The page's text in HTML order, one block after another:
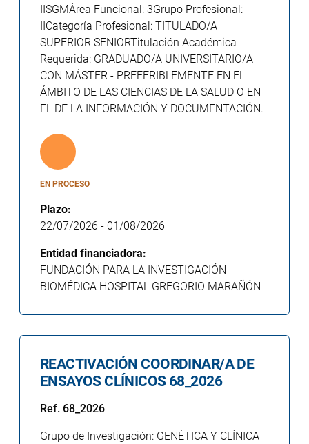
IISGMÁrea Funcional: 3Grupo Profesional:
IICategoría Profesional: TITULADO/A
SUPERIOR SENIORTitulación Académica
Requerida: GRADUADO/A UNIVERSITARIO/A
CON MÁSTER - PREFERIBLEMENTE EN EL
ÁMBITO DE LAS CIENCIAS DE LA SALUD O EN
EL DE LA INFORMACIÓN Y DOCUMENTACIÓN.
EN PROCESO
Plazo:
22/07/2026 - 01/08/2026
Entidad financiadora:
FUNDACIÓN PARA LA INVESTIGACIÓN
BIOMÉDICA HOSPITAL GREGORIO MARAÑÓN
REACTIVACIÓN COORDINAR/A DE
ENSAYOS CLÍNICOS 68_2026
Ref. 68_2026
Grupo de Investigación: GENÉTICA Y CLÍNICA